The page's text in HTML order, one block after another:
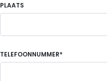
PLAATS
TELEFOONNUMMER*